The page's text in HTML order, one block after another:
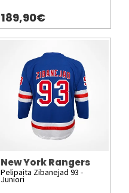
189,90€
New York Rangers
Pelipaita Zibanejad 93 -
Juniori